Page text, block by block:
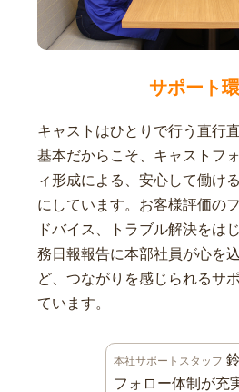
サポート
キャストはひとりで行う直行
基本だからこそ、キャストフ
ィ形成による、安心して働け
にしています。お客様評価の
ドバイス、トラブル解決をは
務日報報告に本部社員が心を
ど、つながりを感じられるサ
ています。
本社サポートスタッフ
フォロー体制が充